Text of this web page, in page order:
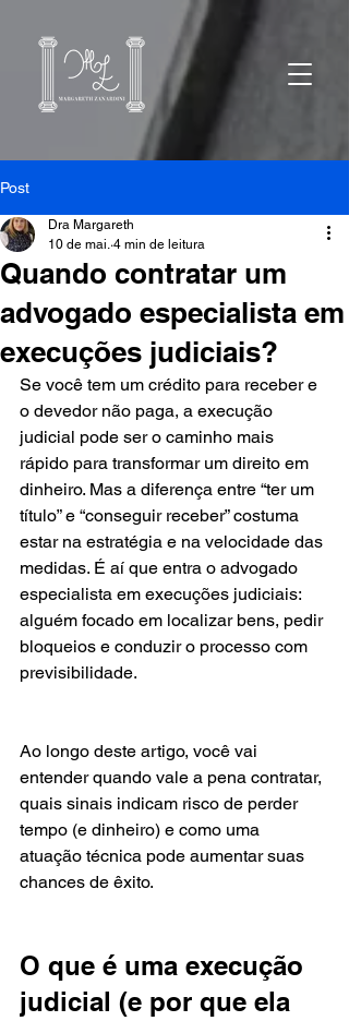
Post
Quando contratar um
advogado especialista em
execuções judiciais?
Dra Margareth
10 de mai. 4 min de leitura
Se você tem um crédito para receber e
o devedor não paga, a execução
judicial pode ser o caminho mais
rápido para transformar um direito em
dinheiro. Mas a diferença entre “ter um
título” e “conseguir receber” costuma
estar na estratégia e na velocidade das
medidas. É aí que entra o advogado
especialista em execuções judiciais:
alguém focado em localizar bens, pedir
bloqueios e conduzir o processo com
previsibilidade.
Ao longo deste artigo, você vai
entender quando vale a pena contratar,
quais sinais indicam risco de perder
tempo (e dinheiro) e como uma
atuação técnica pode aumentar suas
chances de êxito.
O que é uma execução
judicial (e por que ela